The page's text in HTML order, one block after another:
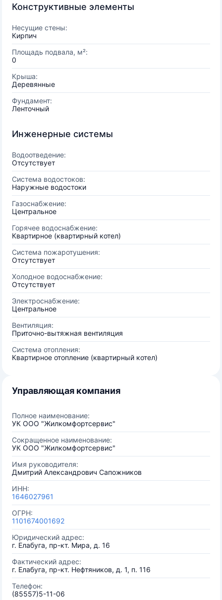
Конструктивные элементы
Несущие стены:
Кирпич
Площадь подвала, м²:
0
Крыша:
Деревянные
Фундамент:
Ленточный
Инженерные системы
Водоотведение:
Отсутствует
Система водостоков:
Наружные водостоки
Газоснабжение:
Центральное
Горячее водоснабжение:
Квартирное (квартирный котел)
Система пожаротушения:
Отсутствует
Холодное водоснабжение:
Отсутствует
Электроснабжение:
Центральное
Вентиляция:
Приточно-вытяжная вентиляция
Система отопления:
Квартирное отопление (квартирный котел)
Управляющая компания
Полное наименование:
УК ООО "Жилкомфортсервис"
Сокращенное наименование:
УК ООО "Жилкомфортсервис"
Имя руководителя:
Дмитрий Александрович Сапожников
ИНН:
1646027961
ОГРН:
1101674001692
Юридический адрес:
г. Елабуга, пр-кт. Мира, д. 16
Фактический адрес:
г. Елабуга, пр-кт. Нефтяников, д. 1, п. 116
Телефон:
(85557)5-11-06